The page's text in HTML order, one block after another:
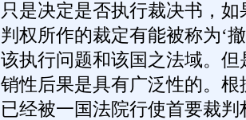
只是决定是否执行裁决书，
判权所作的裁定有能被称为‘
该执行问题和该国之法域。
销性后果是具有广泛性的。
已经被一国法院行使首要裁